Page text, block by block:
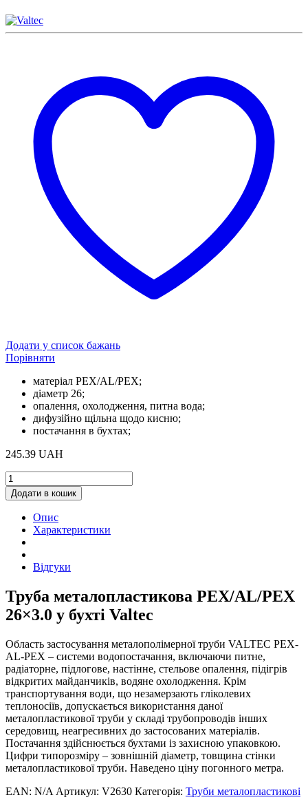
Додати у список бажань
Порівняти
матеріал PEX/AL/PEX;
діаметр 26;
опалення, охолодження, питна вода;
дифузійно щільна щодо кисню;
постачання в бухтах;
245.39 UAH
Труба
металопластикова
PEX/AL/PEX
26x3.0
бухті
Valtec
quantity
Додати в кошик
Опис
Характеристики
Відгуки
Труба металопластикова PEX/AL/PEX
26×3.0 у бухті Valtec
Область застосування металополімерної труби VALTEC PEX-
AL-PEX – системи водопостачання, включаючи питне,
радіаторне, підлогове, настінне, стельове опалення, підігрів
відкритих майданчиків, водяне охолодження. Крім
транспортування води, що незамерзають гліколевих
теплоносіїв, допускається використання даної
металопластикової труби у складі трубопроводів інших
середовищ, неагресивних до застосованих матеріалів.
Постачання здійснюється бухтами із захисною упаковкою.
Цифри типорозміру – зовнішній діаметр, товщина стінки
металопластикової труби. Наведено ціну погонного метра.
EAN: N/A Артикул: V2630 Категорія: Труби металопластикові